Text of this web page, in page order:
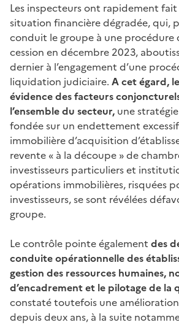
Les inspecteurs ont rapidement
situation financière dégradée, qui,
conduit le groupe à une procédure
cession en décembre 2023,
dernier à l’engagement d’une
liquidation judiciaire. A cet égard,
évidence des facteurs
l’ensemble du secteur, une
fondée sur un endettement
immobilière d’acquisition
revente « à la découpe » de
investisseurs particuliers et
opérations immobilières, risquées
investisseurs, se sont révélées
groupe.
Le contrôle pointe également des
conduite opérationnelle des
gestion des ressources humaines,
d’encadrement et le pilotage de la
constaté toutefois une
depuis deux ans, à la suite